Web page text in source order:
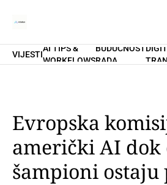
Home
PRETPLATI SE
VIJESTI
AI TIPS &
WORKFLOWS
BUDUĆNOST
RADA
Evropska
američki AI
šampioni ostaju